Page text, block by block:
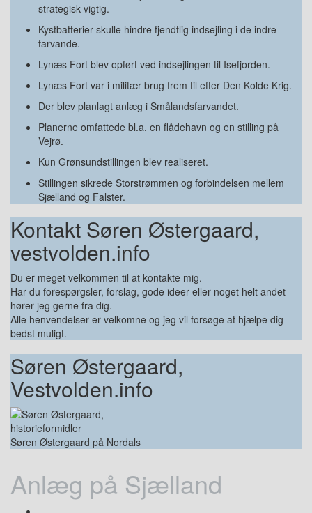
strategisk vigtig.
Kystbatterier skulle hindre fjendtlig indsejling i de indre
farvande.
Lynæs Fort blev opført ved indsejlingen til Isefjorden.
Lynæs Fort var i militær brug frem til efter Den Kolde Krig.
Der blev planlagt anlæg i Smålandsfarvandet.
Planerne omfattede bl.a. en flådehavn og en stilling på
Vejrø.
Kun Grønsundstillingen blev realiseret.
Stillingen sikrede Storstrømmen og forbindelsen mellem
Sjælland og Falster.
Kontakt Søren Østergaard,
vestvolden.info
Du er meget velkommen til at kontakte mig.
Har du forespørgsler, forslag, gode ideer eller noget helt andet
hører jeg gerne fra dig.
Alle henvendelser er velkomne og jeg vil forsøge at hjælpe dig
bedst muligt.
Søren Østergaard,
Vestvolden.info
Søren Østergaard på Nordals
Anlæg på Sjælland